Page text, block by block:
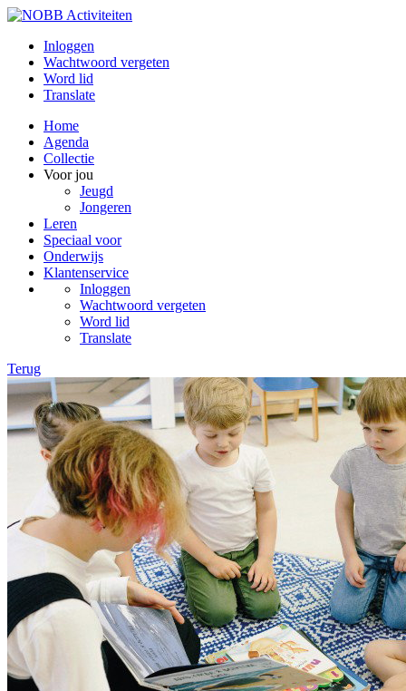
Inloggen
Wachtwoord vergeten
Word lid
Translate
Home
Agenda
Collectie
Voor jou
Jeugd
Jongeren
Leren
Speciaal voor
Onderwijs
Klantenservice
Inloggen
Wachtwoord vergeten
Word lid
Translate
Terug